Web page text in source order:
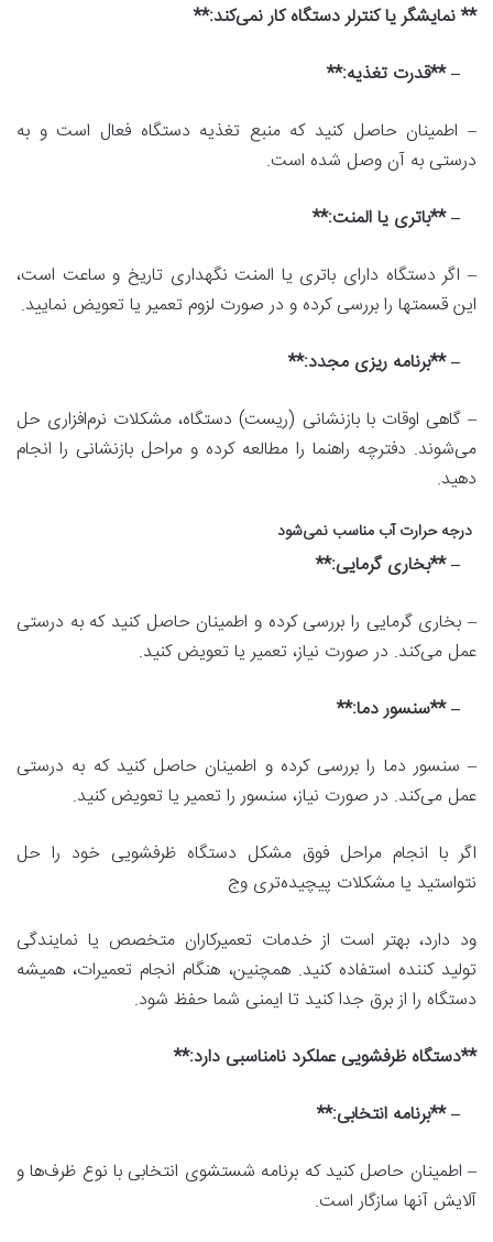
** نمایشگر یا کنترلر دستگاه کار نمی‌کند:**
– **قدرت تغذیه:**
– اطمینان حاصل کنید که منبع تغذیه دستگاه فعال است و به
درستی به آن وصل شده است.
– **باتری یا المنت:**
– اگر دستگاه دارای باتری یا المنت نگهداری تاریخ و ساعت است،
این قسمتها را بررسی کرده و در صورت لزوم تعمیر یا تعویض نمایید.
– **برنامه ریزی مجدد:**
– گاهی اوقات با بازنشانی (ریست) دستگاه، مشکلات نرم‌افزاری حل
می‌شوند. دفترچه راهنما را مطالعه کرده و مراحل بازنشانی را انجام
دهید.
درجه حرارت آب مناسب نمی‌شود
– **بخاری گرمایی:**
– بخاری گرمایی را بررسی کرده و اطمینان حاصل کنید که به درستی
عمل می‌کند. در صورت نیاز، تعمیر یا تعویض کنید.
– **سنسور دما:**
– سنسور دما را بررسی کرده و اطمینان حاصل کنید که به درستی
عمل می‌کند. در صورت نیاز، سنسور را تعمیر یا تعویض کنید.
اگر با انجام مراحل فوق مشکل دستگاه ظرفشویی خود را حل
نتواستید یا مشکلات پیچیده‌تری وج
ود دارد، بهتر است از خدمات تعمیرکاران متخصص یا نمایندگی
تولید کننده استفاده کنید. همچنین، هنگام انجام تعمیرات، همیشه
دستگاه را از برق جدا کنید تا ایمنی شما حفظ شود.
**دستگاه ظرفشویی عملکرد نامناسبی دارد:**
– **برنامه انتخابی:**
– اطمینان حاصل کنید که برنامه شستشوی انتخابی با نوع ظرف‌ها و
آلایش آنها سازگار است.